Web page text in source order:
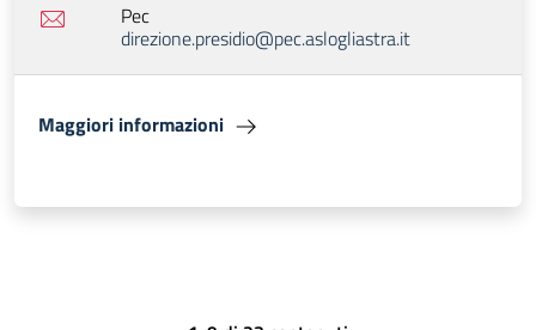
Pec
direzione.presidio@pec.aslogliastra.it
Maggiori informazioni